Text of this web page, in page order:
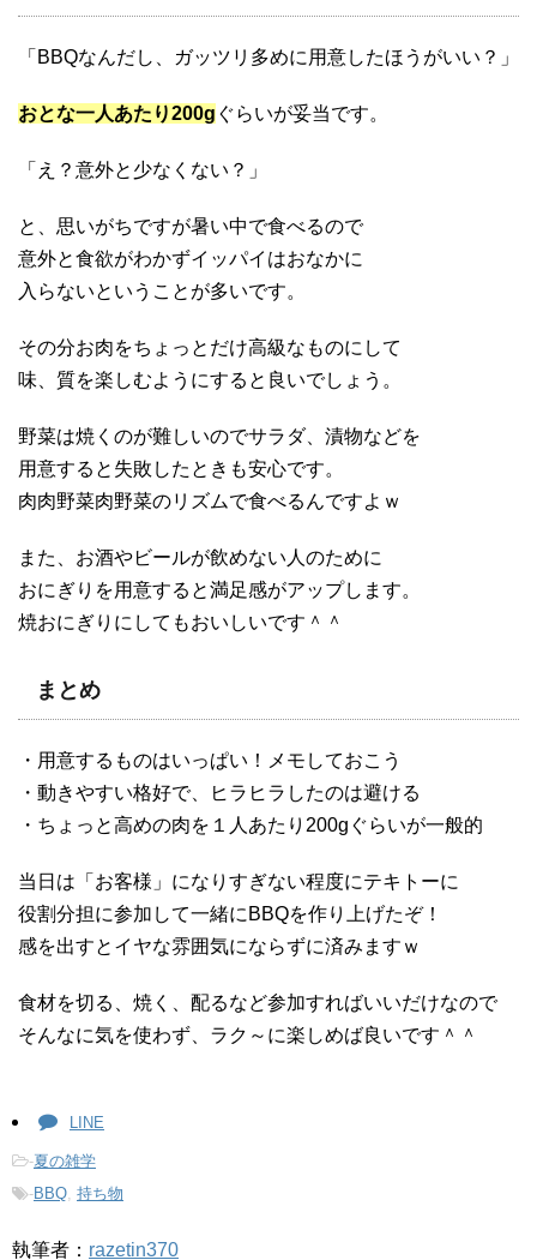
「BBQなんだし、ガッツリ多めに用意したほうがいい？」
おとな一人あたり200g ぐらいが妥当です。
「え？意外と少なくない？」
と、思いがちですが暑い中で食べるので
意外と食欲がわかずイッパイはおなかに
入らないということが多いです。
その分お肉をちょっとだけ高級なものにして
味、質を楽しむようにすると良いでしょう。
野菜は焼くのが難しいのでサラダ、漬物などを
用意すると失敗したときも安心です。
肉肉野菜肉野菜のリズムで食べるんですよｗ
また、お酒やビールが飲めない人のために
おにぎりを用意すると満足感がアップします。
焼おにぎりにしてもおいしいです＾＾
まとめ
・用意するものはいっぱい！メモしておこう
・動きやすい格好で、ヒラヒラしたのは避ける
・ちょっと高めの肉を１人あたり200gぐらいが一般的
当日は「お客様」になりすぎない程度にテキトーに
役割分担に参加して一緒にBBQを作り上げたぞ！
感を出すとイヤな雰囲気にならずに済みますｗ
食材を切る、焼く、配るなど参加すればいいだけなので
そんなに気を使わず、ラク～に楽しめば良いです＾＾
LINE
-夏の雑学
-BBQ 持ち物
執筆者： razetin370